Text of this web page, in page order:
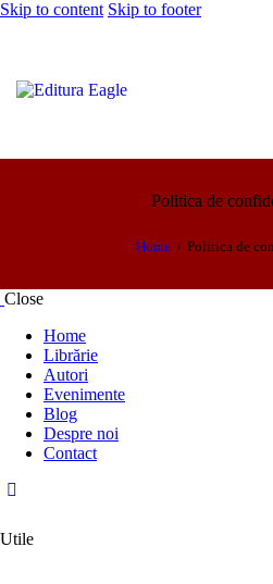
Skip to content Skip to footer
Politica de
Home Politica de
Close
Home
Librărie
Autori
Evenimente
Blog
Despre noi
Contact
Utile